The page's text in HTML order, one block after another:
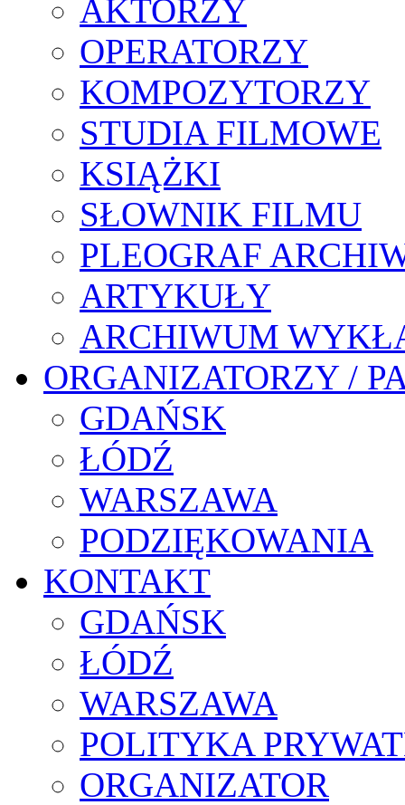
AKTORZY
OPERATORZY
KOMPOZYTORZY
STUDIA FILMOWE
KSIĄŻKI
SŁOWNIK FILMU
PLEOGRAF
ARTYKUŁY
ARCHIWUM
ORGANIZATORZY /
GDAŃSK
ŁÓDŹ
WARSZAWA
PODZIĘKOWANIA
KONTAKT
GDAŃSK
ŁÓDŹ
WARSZAWA
POLITYKA
ORGANIZATOR